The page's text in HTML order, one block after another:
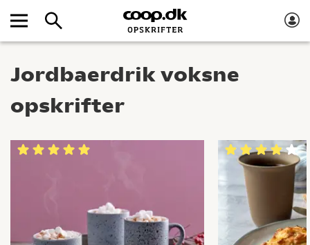
Jordbaerdrik voksne
opskrifter